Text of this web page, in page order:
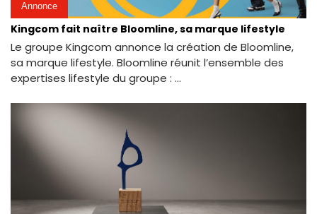
Annonce
Kingcom fait naître Bloomline, sa marque lifestyle
Le groupe Kingcom annonce la création de Bloomline,
sa marque lifestyle. Bloomline réunit l’ensemble des
expertises lifestyle du groupe : ...